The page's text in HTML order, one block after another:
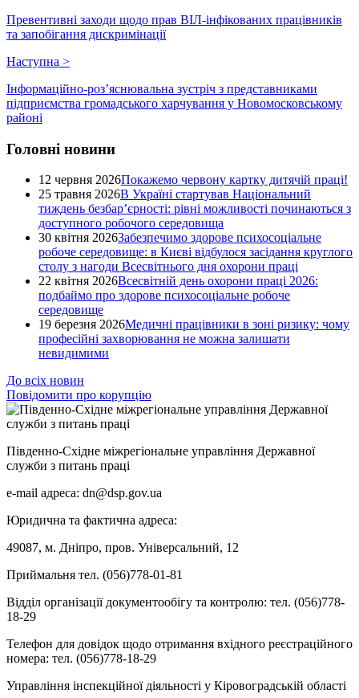
Превентивні заходи щодо прав ВІЛ-інфікованих працівників
та запобігання дискримінації
Наступна >
Інформаційно-роз’яснювальна зустріч з представниками
підприємства громадського харчування у Новомосковському
районі
Головні новини
12 червня 2026Покажемо червону картку дитячій праці!
25 травня 2026В Україні стартував Національний
тиждень безбар’єрності: рівні можливості починаються з
доступного робочого середовища
30 квітня 2026Забезпечимо здорове психосоціальне
робоче середовище: в Києві відбулося засідання круглого
столу з нагоди Всесвітнього дня охорони праці
22 квітня 2026Всесвітній день охорони праці 2026:
подбаймо про здорове психосоціальне робоче
середовище
19 березня 2026Медичні працівники в зоні ризику: чому
професійні захворювання не можна залишати
невидимими
До всіх новин
Повідомити про корупцію
Південно-Східне міжрегіональне управління Державної
служби з питань праці
e-mail адреса: dn@dsp.gov.ua
Юридична та фактична адреса:
49087, м. Дніпро, пров. Універсальний, 12
Приймальня тел. (056)778-01-81
Відділ організації документообігу та контролю: тел. (056)778-
18-29
Телефон для довідок щодо отримання вхідного реєстраційного
номера: тел. (056)778-18-29
Управління інспекційної діяльності у Кіровоградській області